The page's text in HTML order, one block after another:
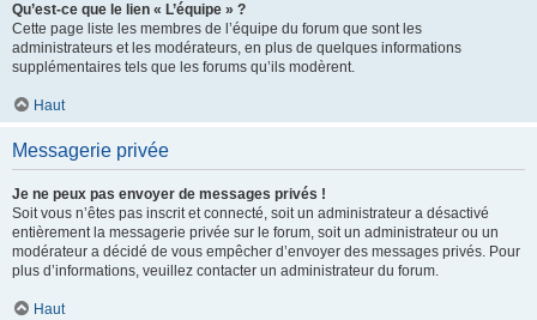
Qu’est-ce que le lien « L’équipe » ?
Cette page liste les membres de l’équipe du forum que sont les
administrateurs et les modérateurs, en plus de quelques informations
supplémentaires tels que les forums qu’ils modèrent.
Haut
Messagerie privée
Je ne peux pas envoyer de messages privés !
Soit vous n’êtes pas inscrit et connecté, soit un administrateur a désactivé
entièrement la messagerie privée sur le forum, soit un administrateur ou un
modérateur a décidé de vous empêcher d’envoyer des messages privés. Pour
plus d’informations, veuillez contacter un administrateur du forum.
Haut